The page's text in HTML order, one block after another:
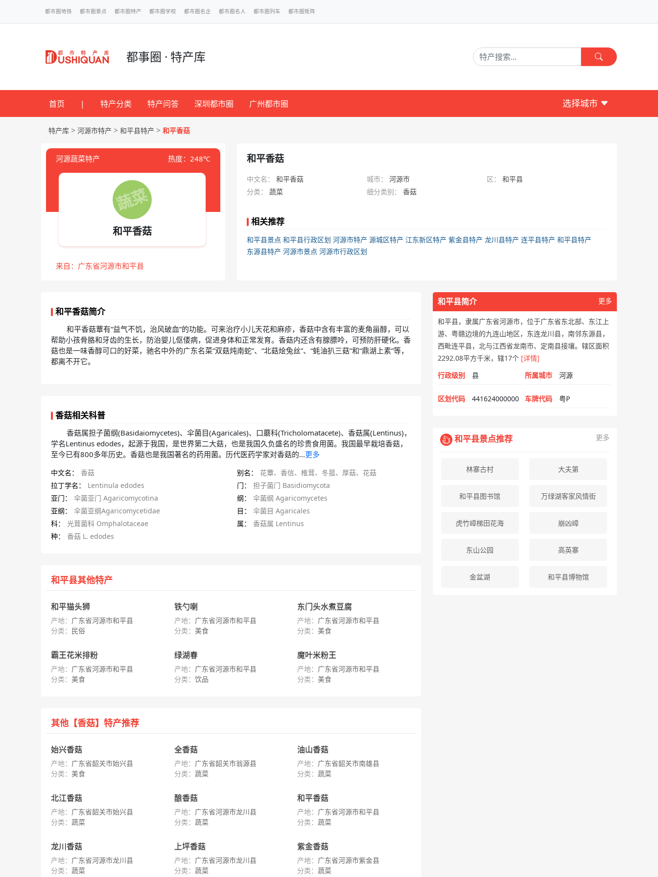
都市圈地铁 都市圈景点 都市圈特产 都市圈学校 都市圈名企 都市圈名人 都市圈列车 都市圈矩阵
都事圈 · 特产库
首页 | 特产分类 特产问答 深圳都市圈 广州都市圈 选择城市
特产库 > 河源市特产 > 和平县特产 > 和平香菇
河源蔬菜特产 热度：248℃
和平香菇
来自：广东省河源市和平县
和平香菇
中文名： 和平香菇 城市： 河源市 区：
和平县
分类：
蔬菜 细分类别： 香菇
相关推荐
和平县景点 和平县行政区划 河源市特产 源城区特产 江东新区特产 紫金县特产 龙川县特产 连平县特产 和平县特产
东源县特产 河源市景点 河源市行政区划
和平香菇简介
和平香菇蕈有“益气不饥，治风破血”的功能。可来治疗小儿天花和麻疹，香菇中含有丰富的麦角甾醇，可以
帮助小孩骨胳和牙齿的生长，防治婴儿伛偻病，促进身体和正常发育。香菇内还含有腺膘呤，可预防肝硬化。香
菇也是一味香醇可口的好菜，驰名中外的广东名菜“双菇炖南蛇”、“北菇烩兔丝”、“蚝油扒三菇”和“鼎湖上素”等，
都离不开它。
香菇相关科普
香菇属担子菌纲(Basidaiomycetes)、伞菌目(Agaricales)、口蘑科(Tricholomatacete)、香菇属(Lentinus)，
学名Lentinus edodes，起源于我国，是世界第二大菇，也是我国久负盛名的珍贵食用菌。我国最早栽培香菇，
至今已有800多年历史。香菇也是我国著名的药用菌。历代医药学家对香菇的...更多
中文名： 香菇 别名：
花蕈、香信、椎茸、冬菰、厚菇、花菇
拉丁学名：
Lentinula edodes 门：
担子菌门 Basidiomycota
亚门：
伞菌亚门 Agaricomycotina 纲：
伞菌纲 Agaricomycetes
亚纲：
伞菌亚纲Agaricomycetidae 目：
伞菌目 Agaricales
科：
光茸菌科 Omphalotaceae 属：
香菇属 Lentinus
种：
香菇 L. edodes
和平县其他特产
和平猫头狮
产地： 广东省河源市和平县
分类： 民俗
铁勺喇
产地： 广东省河源市和平县
分类： 美食
东门头水煮豆腐
产地： 广东省河源市和平县
分类：美食
霸王花米排粉
产地： 广东省河源市和平县
分类： 美食
绿湖春
产地： 广东省河源市和平县
分类： 饮品
魔叶米粉王
产地： 广东省河源市和平县
分类：美食
其他【香菇】特产推荐
始兴香菇
产地： 广东省韶关市始兴县
分类： 美食
全香菇
产地： 广东省韶关市翁源县
分类： 蔬菜
油山香菇
产地： 广东省韶关市南雄县
分类：蔬菜
北江香菇
产地： 广东省韶关市始兴县
分类： 蔬菜
酿香菇
产地： 广东省河源市龙川县
分类： 蔬菜
和平香菇
产地： 广东省河源市和平县
分类：蔬菜
龙川香菇
产地： 广东省河源市龙川县
分类： 蔬菜
上坪香菇
产地： 广东省河源市龙川县
分类： 蔬菜
紫金香菇
产地： 广东省河源市紫金县
分类：蔬菜
和平县简介 更多
和平县，隶属广东省河源市，位于广东省东北部、东江上
游、粤赣边境的九连山地区，东连龙川县，南邻东源县，
西毗连平县，北与江西省龙南市、定南县接壤。辖区面积
2292.08平方千米，辖17个 [详情]
行政级别
县 所属城市 河源
区划代码 441624000000 车牌代码 粤P
和平县景点推荐 更多
林寨古村 大夫第
和平县图书馆 万绿湖客家风情街
虎竹嶂梯田花海 崩凶嶂
东山公园 高英寨
金盆湖 和平县博物馆